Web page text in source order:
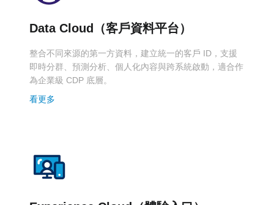
Data Cloud（客戶資料平台）
整合不同來源的第一方資料，建立統一的客戶 ID，支援
即時分群、預測分析、個人化內容與跨系統啟動，適合作
為企業級 CDP 底層。
看更多